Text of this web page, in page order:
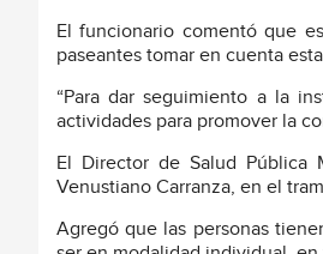
El funcionario comentó que
paseantes tomar en cuenta
“Para dar seguimiento a la
actividades para promover la
El Director de Salud Pública
Venustiano Carranza, en el
Agregó que las personas